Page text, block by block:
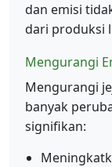
dan emisi
dari produksi
Mengurangi
Mengurangi
banyak
signifikan: